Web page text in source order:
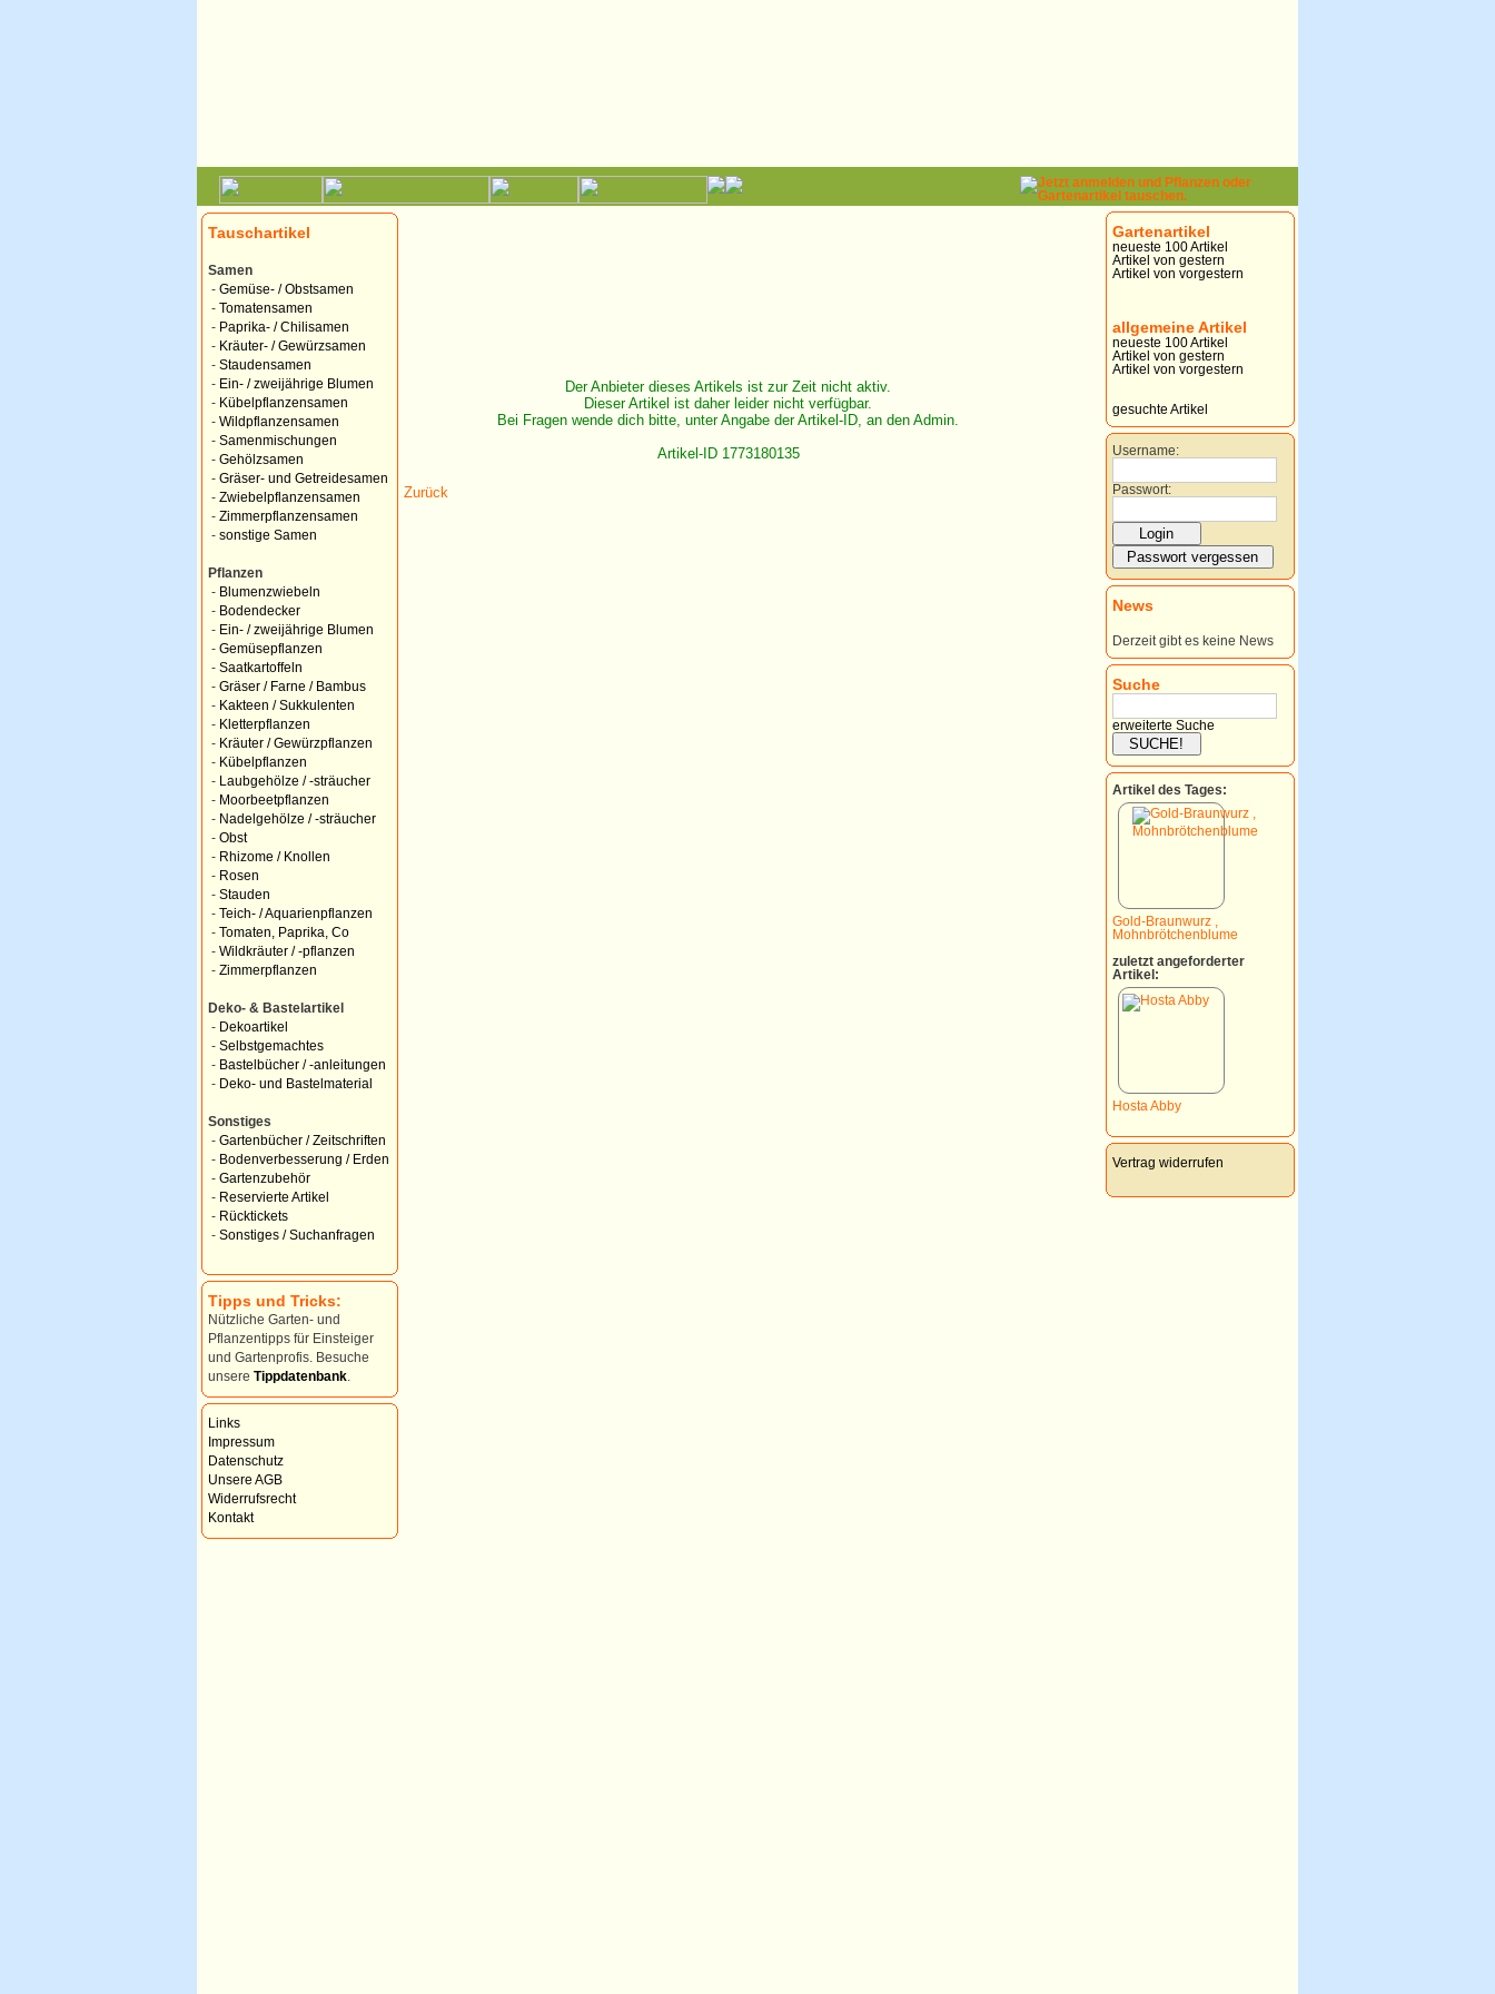
Tauschartikel
Samen
- Gemüse- / Obstsamen
- Tomatensamen
- Paprika- / Chilisamen
- Kräuter- / Gewürzsamen
- Staudensamen
- Ein- / zweijährige Blumen
- Kübelpflanzensamen
- Wildpflanzensamen
- Samenmischungen
- Gehölzsamen
- Gräser- und Getreidesamen
- Zwiebelpflanzensamen
- Zimmerpflanzensamen
- sonstige Samen
Pflanzen
- Blumenzwiebeln
- Bodendecker
- Ein- / zweijährige Blumen
- Gemüsepflanzen
- Saatkartoffeln
- Gräser / Farne / Bambus
- Kakteen / Sukkulenten
- Kletterpflanzen
- Kräuter / Gewürzpflanzen
- Kübelpflanzen
-
Laubgehölze / -sträucher
- Moorbeetpflanzen
- Nadelgehölze / -sträucher
- Obst
- Rhizome / Knollen
- Rosen
- Stauden
- Teich- / Aquarienpflanzen
- Tomaten, Paprika, Co
- Wildkräuter / -pflanzen
- Zimmerpflanzen
Deko- & Bastelartikel
- Dekoartikel
- Selbstgemachtes
- Bastelbücher / -anleitungen
- Deko- und Bastelmaterial
Sonstiges
- Gartenbücher / Zeitschriften
- Bodenverbesserung / Erden
- Gartenzubehör
- Reservierte Artikel
- Rücktickets
- Sonstiges / Suchanfragen
Tipps und Tricks:
Nützliche Garten- und
Pflanzentipps für Einsteiger
und Gartenprofis. Besuche
unsere Tippdatenbank
Links
Impressum
Datenschutz
Unsere AGB
Widerrufsrecht
Kontakt
Der Anbieter dieses Artikels ist zur Zeit nicht aktiv.
Dieser Artikel ist daher leider nicht verfügbar.
Bei Fragen wende dich bitte, unter Angabe der Artikel-ID, an den Admin.
Artikel-ID 1773180135
Zurück
Gartenartikel
neueste 100 Artikel
Artikel von gestern
Artikel von vorgestern
allgemeine Artikel
neueste 100 Artikel
Artikel von gestern
Artikel von vorgestern
gesuchte Artikel
Username:
Passwort:
News
Derzeit gibt es keine News
Suche
erweiterte Suche
Artikel des Tages:
Gold-Braunwurz ,
Mohnbrötchenblume
zuletzt angeforderter
Artikel:
Hosta Abby
Vertrag widerrufen